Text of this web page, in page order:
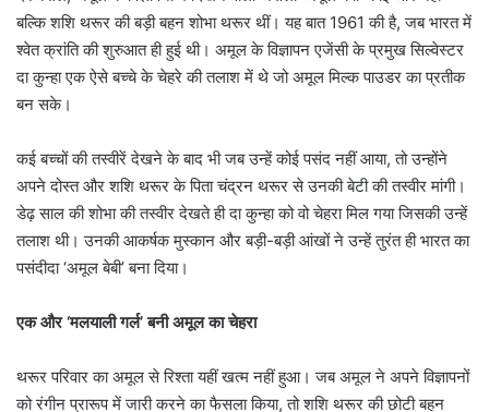
बल्कि शशि थरूर की बड़ी बहन शोभा थरूर थीं। यह बात 1961 की है, जब भारत में
श्वेत क्रांति की शुरुआत ही हुई थी। अमूल के विज्ञापन एजेंसी के प्रमुख सिल्वेस्टर
दा कुन्हा एक ऐसे बच्चे के चेहरे की तलाश में थे जो अमूल मिल्क पाउडर का प्रतीक
बन सके।
कई बच्चों की तस्वीरें देखने के बाद भी जब उन्हें कोई पसंद नहीं आया, तो उन्होंने
अपने दोस्त और शशि थरूर के पिता चंद्रन थरूर से उनकी बेटी की तस्वीर मांगी।
डेढ़ साल की शोभा की तस्वीर देखते ही दा कुन्हा को वो चेहरा मिल गया जिसकी उन्हें
तलाश थी। उनकी आकर्षक मुस्कान और बड़ी-बड़ी आंखों ने उन्हें तुरंत ही भारत का
पसंदीदा ‘अमूल बेबी’ बना दिया।
एक और ‘मलयाली गर्ल’ बनी अमूल का चेहरा
थरूर परिवार का अमूल से रिश्ता यहीं खत्म नहीं हुआ। जब अमूल ने अपने विज्ञापनों
को रंगीन प्रारूप में जारी करने का फैसला किया, तो शशि थरूर की छोटी बहन